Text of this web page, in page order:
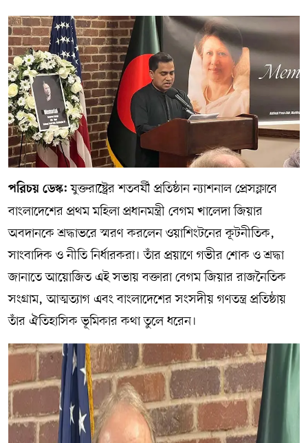
পরিচয় ডেস্ক: যুক্তরাষ্ট্রের শতবর্ষী প্রতিষ্ঠান ন্যাশনাল প্রেসক্লাবে
বাংলাদেশের প্রথম মহিলা প্রধানমন্ত্রী বেগম খালেদা জিয়ার
অবদানকে শ্রদ্ধাভরে স্মরণ করলেন ওয়াশিংটনের কূটনীতিক,
সাংবাদিক ও নীতি নির্ধারকরা। তাঁর প্রয়াণে গভীর শোক ও শ্রদ্ধা
জানাতে আয়োজিত এই সভায় বক্তারা বেগম জিয়ার রাজনৈতিক
সংগ্রাম, আত্মত্যাগ এবং বাংলাদেশের সংসদীয় গণতন্ত্র প্রতিষ্ঠায়
তাঁর ঐতিহাসিক ভূমিকার কথা তুলে ধরেন।